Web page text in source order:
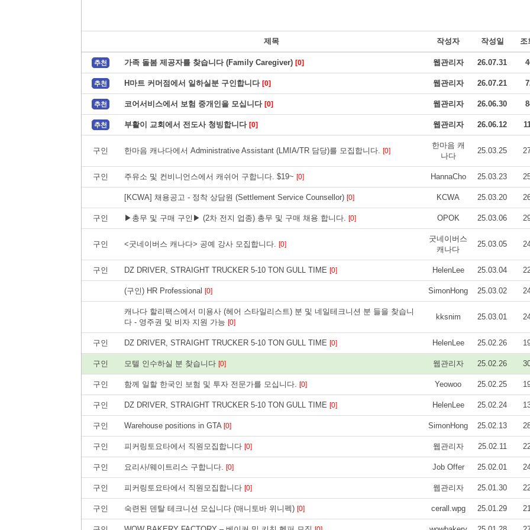
제목 작성자 작성일 조
추천 가족 돌봄 제공자를 찾습니다 (Family Caregiver) [0] 웹관리자 26.07.31
추천 H마트 커머점에서 일하실분 구인합니다 [0] 웹관리자 26.07.21
추천 코어서비스에서 보험 중개인을 모십니다 [0] 웹관리자 26.06.30
추천 부활이 교회에서 전도사 청빙합니다 [0] 웹관리자 26.06.12
구인 한마음 캐나다에서 Administrative Assistant (LMIA/TR 담당)를 모집합니다. [0]
한마음 캐
나다
25.03.25
구인 주유소 및 컨비니언스에서 캐쉬어 구합니다. $19~ [0] HannaCho 25.03.23
[KCWA] 채용공고 - 정착 상담원 (Settlement Service Counsellor) [0] KCWA 25.03.20
구인 ▶총무 및 구매 구인▶ (2차 전지 업종) 총무 및 구매 채용 합니다. [0] OPOK 25.03.06
구인 <굿네이버스 캐나다> 공예 강사 모집합니다. [0]
굿네이버스
캐나다
25.03.05
구인 DZ DRIVER, STRAIGHT TRUCKER 5-10 TON GULL TIME [0] HelenLee 25.03.04
(구인) HR Professional [0] SimonHong 25.03.02
캐나다 할리팩스에서 미용사 (헤어 스타일리스트) 분 및 네일테크니션 분 들을 찾습니
다 - 영주권 및 비자 지원 가능 [0]
kksnim 25.03.01
구인 DZ DRIVER, STRAIGHT TRUCKER 5-10 TON GULL TIME [0] HelenLee 25.02.26
구인 모텔 인수하실 분 찾습니다 [0] 웹관리자 25.02.26
구인 함께 일할 한국인 보험 및 투자 전문가를 모십니다. [0] Yeowoo 25.02.25
구인 DZ DRIVER, STRAIGHT TRUCKER 5-10 TON GULL TIME [0] HelenLee 25.02.24
구인 Warehouse positions in GTA [0] SimonHong 25.02.13
구인 피커링토요타에서 직원모집합니다 [0] 웹관리자 25.02.11
구인 요리사/웨이트리스 구합니다. [0] Job Offer 25.02.01
구인 피커링토요타에서 직원모집합니다 [0] 웹관리자 25.01.30
구인 숙련된 덴탈 테크니션 모십니다 (매니토바 위니펙) [0] cerall.wpg 25.01.29